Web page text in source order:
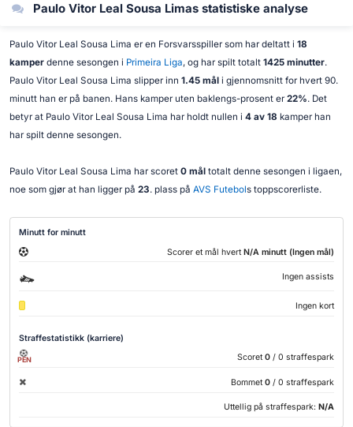
Paulo Vitor Leal Sousa Limas statistiske analyse
Paulo Vitor Leal Sousa Lima er en Forsvarsspiller som har deltatt i 18
kamperdenne sesongen i Primeira Liga, og har spilt totalt 1425 minutter.
Paulo Vitor Leal Sousa Lima slipper inn 1.45 måli gjennomsnitt for hvert 90.
minutt han er på banen. Hans kamper uten baklengs-prosent er 22%. Det
betyr at Paulo Vitor Leal Sousa Lima har holdt nullen i 4 av 18 kamper han
har spilt denne sesongen.
Paulo Vitor Leal Sousa Lima har scoret 0 måltotalt denne sesongen i ligaen,
noe som gjør at han ligger på 23. plass på AVS Futebols toppscorerliste.
Minutt for minutt
Scorer et mål hvertN/A minutt (Ingen mål)
Ingen assists
Ingen kort
Straffestatistikk (karriere)
PEN Scoret 0 / 0 straffespark
Bommet 0 / 0 straffespark
Uttellig på straffespark: N/A